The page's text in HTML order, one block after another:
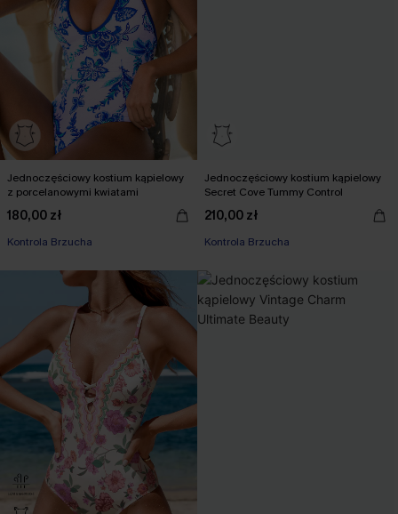
Jednoczęściowy kostium kąpielowy
z porcelanowymi kwiatami
180,00 zł
Kontrola Brzucha
Jednoczęściowy kostium kąpielowy
Secret Cove Tummy Control
210,00 zł
Kontrola Brzucha